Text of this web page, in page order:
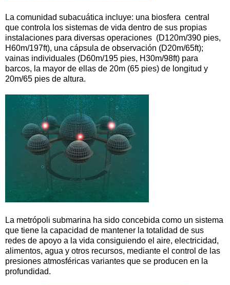
La comunidad subacuática incluye: una biosfera central
que controla los sistemas de vida dentro de sus propias
instalaciones para diversas operaciones (D120m/390 pies,
H60m/197ft), una cápsula de observación (D20m/65ft);
vainas individuales (D60m/195 pies, H30m/98ft) para
barcos, la mayor de ellas de 20m (65 pies) de longitud y
20m/65 pies de altura.
La metrópoli submarina ha sido concebida como un sistema
que tiene la capacidad de mantener la totalidad de sus
redes de apoyo a la vida consiguiendo el aire, electricidad,
alimentos, agua y otros recursos, mediante el control de las
presiones atmosféricas variantes que se producen en la
profundidad.